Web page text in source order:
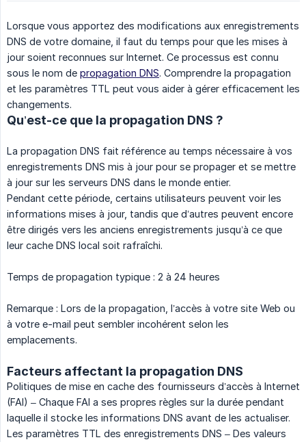
Lorsque vous apportez des modifications aux enregistrements
DNS de votre domaine, il faut du temps pour que les mises à
jour soient reconnues sur Internet. Ce processus est connu
sous le nom de propagation DNS. Comprendre la propagation
et les paramètres TTL peut vous aider à gérer efficacement les
changements.
Qu’est-ce que la propagation DNS ?
La propagation DNS fait référence au temps nécessaire à vos
enregistrements DNS mis à jour pour se propager et se mettre
à jour sur les serveurs DNS dans le monde entier.
Pendant cette période, certains utilisateurs peuvent voir les
informations mises à jour, tandis que d’autres peuvent encore
être dirigés vers les anciens enregistrements jusqu’à ce que
leur cache DNS local soit rafraîchi.
Temps de propagation typique : 2 à 24 heures
Remarque : Lors de la propagation, l’accès à votre site Web ou
à votre e-mail peut sembler incohérent selon les
emplacements.
Facteurs affectant la propagation DNS
Politiques de mise en cache des fournisseurs d’accès à Internet
(FAI) – Chaque FAI a ses propres règles sur la durée pendant
laquelle il stocke les informations DNS avant de les actualiser.
Les paramètres TTL des enregistrements DNS – Des valeurs